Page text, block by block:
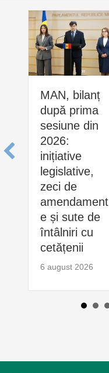
MAN, bilanț
după prima
sesiune din
2026:
inițiative
legislative,
zeci de
amendament
e și sute de
întâlniri cu
cetățenii
6 august 2026